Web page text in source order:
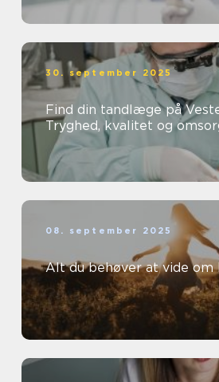
30. september 2025
Find din tandlæge på
Tryghed, kvalitet og
08. september 2025
Alt du behøver at vide om